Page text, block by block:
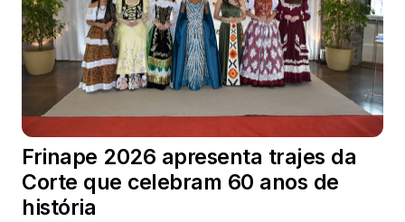
Frinape 2026 apresenta trajes da
Corte que celebram 60 anos de
história